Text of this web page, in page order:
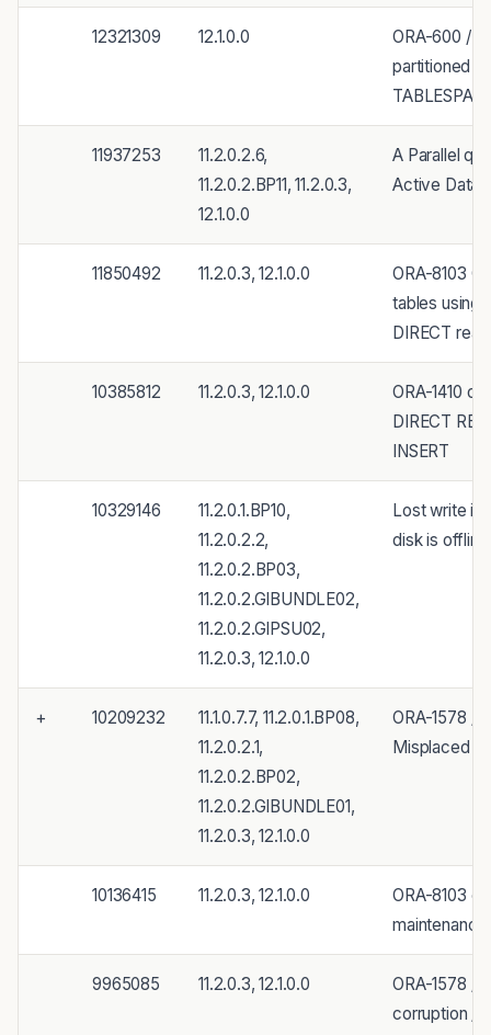
12321309 12.1.0.0
ORA-600 /
partitioned
11937253
11.2.0.2.6,
11.2.0.2.BP11, 11.2.0.3,
12.1.0.0
A Parallel
Active
11850492 11.2.0.3, 12.1.0.0
ORA-8103
tables using
DIRECT read
10385812 11.2.0.3, 12.1.0.0
ORA-1410
DIRECT
INSERT
10329146
11.2.0.1.BP10,
11.2.0.2.2,
11.2.0.2.BP03,
11.2.0.2.GIBUNDLE02,
11.2.0.2.GIPSU02,
11.2.0.3, 12.1.0.0
Lost write in
disk is
+ 10209232
11.1.0.7.7, 11.2.0.1.BP08,
11.2.0.2.1,
11.2.0.2.BP02,
11.2.0.2.GIBUNDLE01,
11.2.0.3, 12.1.0.0
ORA-1578 /
Misplaced
10136415 11.2.0.3, 12.1.0.0
ORA-8103
maintenance
9965085 11.2.0.3, 12.1.0.0
ORA-1578 /
corruption /